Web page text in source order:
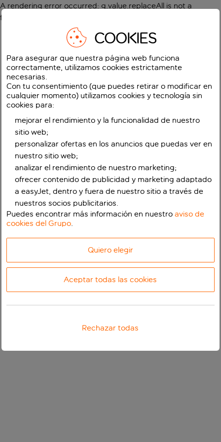
A rendering error occurred: g.value.replaceAll is not a
function
COOKIES
Para asegurar que nuestra página web funciona
correctamente, utilizamos cookies estrictamente
necesarias.
Con tu consentimiento (que puedes retirar o modificar en
cualquier momento) utilizamos cookies y tecnología sin
cookies para:
mejorar el rendimiento y la funcionalidad de nuestro
sitio web;
personalizar ofertas en los anuncios que puedas ver en
nuestro sitio web;
analizar el rendimiento de nuestro marketing;
ofrecer contenido de publicidad y marketing adaptado
a easyJet, dentro y fuera de nuestro sitio a través de
nuestros socios publicitarios.
Puedes encontrar más información en nuestroaviso de
cookies del Grupo.
Quiero elegir
Aceptar todas las cookies
Rechazar todas